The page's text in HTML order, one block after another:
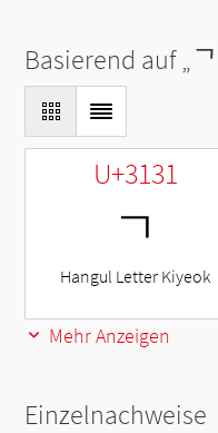
Basierend auf „ᄀ
U+3131
ㄱ
Hangul Letter Kiyeok
Mehr Anzeigen
Einzelnachweise